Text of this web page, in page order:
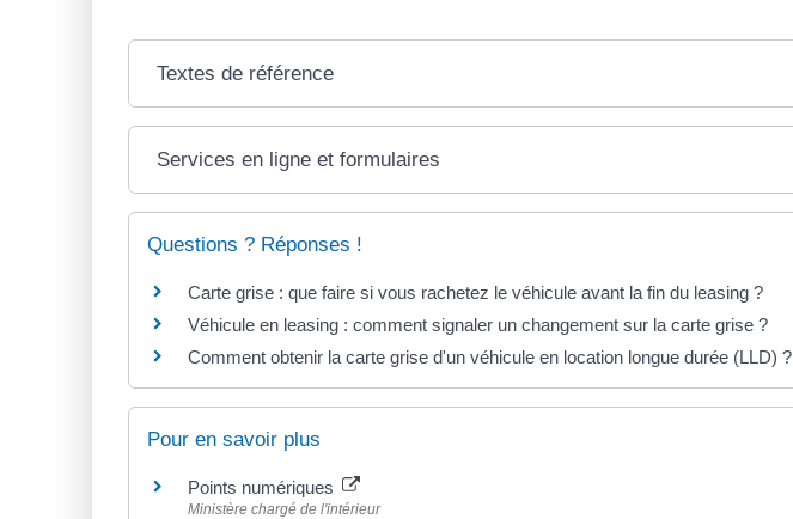
Textes de référence
Services en ligne et formulaires
Questions ? Réponses !
Carte grise : que faire si vous rachetez le véhicule avant la fin du leasing ?
Véhicule en leasing : comment signaler un changement sur la carte grise ?
Comment obtenir la carte grise d'un véhicule en location longue durée (LLD) ?
Pour en savoir plus
Points numériques
Ministère chargé de l'intérieur